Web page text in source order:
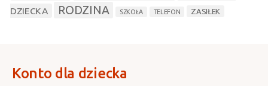
DZIECKA
RODZINA SZKOŁA TELEFON ZASIŁEK
Konto dla dziecka